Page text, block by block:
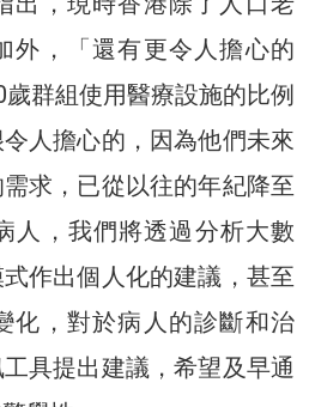
外，「還有更令人擔心的
群組使用醫療設施的比例
人擔心的，因為他們未來
求，已從以往的年紀降至
人，我們將透過分析大數
作出個人化的建議，甚至
化，對於病人的診斷和治
具提出建議，希望及早通